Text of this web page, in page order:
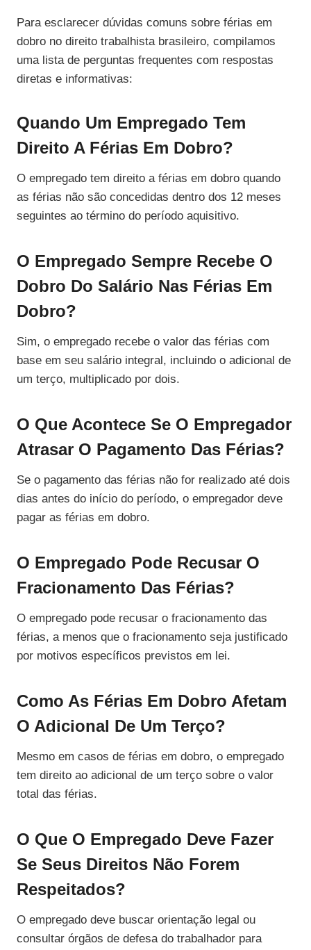
Para esclarecer dúvidas comuns sobre férias em
dobro no direito trabalhista brasileiro, compilamos
uma lista de perguntas frequentes com respostas
diretas e informativas:
Quando Um Empregado Tem
Direito A Férias Em Dobro?
O empregado tem direito a férias em dobro quando
as férias não são concedidas dentro dos 12 meses
seguintes ao término do período aquisitivo.
O Empregado Sempre Recebe O
Dobro Do Salário Nas Férias Em
Dobro?
Sim, o empregado recebe o valor das férias com
base em seu salário integral, incluindo o adicional de
um terço, multiplicado por dois.
O Que Acontece Se O Empregador
Atrasar O Pagamento Das Férias?
Se o pagamento das férias não for realizado até dois
dias antes do início do período, o empregador deve
pagar as férias em dobro.
O Empregado Pode Recusar O
Fracionamento Das Férias?
O empregado pode recusar o fracionamento das
férias, a menos que o fracionamento seja justificado
por motivos específicos previstos em lei.
Como As Férias Em Dobro Afetam
O Adicional De Um Terço?
Mesmo em casos de férias em dobro, o empregado
tem direito ao adicional de um terço sobre o valor
total das férias.
O Que O Empregado Deve Fazer
Se Seus Direitos Não Forem
Respeitados?
O empregado deve buscar orientação legal ou
consultar órgãos de defesa do trabalhador para